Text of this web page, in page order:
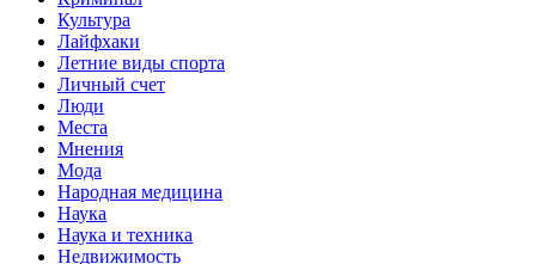
Культура
Лайфхаки
Летние виды спорта
Личный счет
Люди
Места
Мнения
Мода
Народная медицина
Наука
Наука и техника
Недвижимость